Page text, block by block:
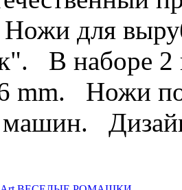
для
В наборе 2
mm. Ножи
машин.